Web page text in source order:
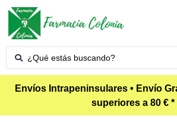
Envíos Intrapeninsulares • Envío
superiores a 80 € *